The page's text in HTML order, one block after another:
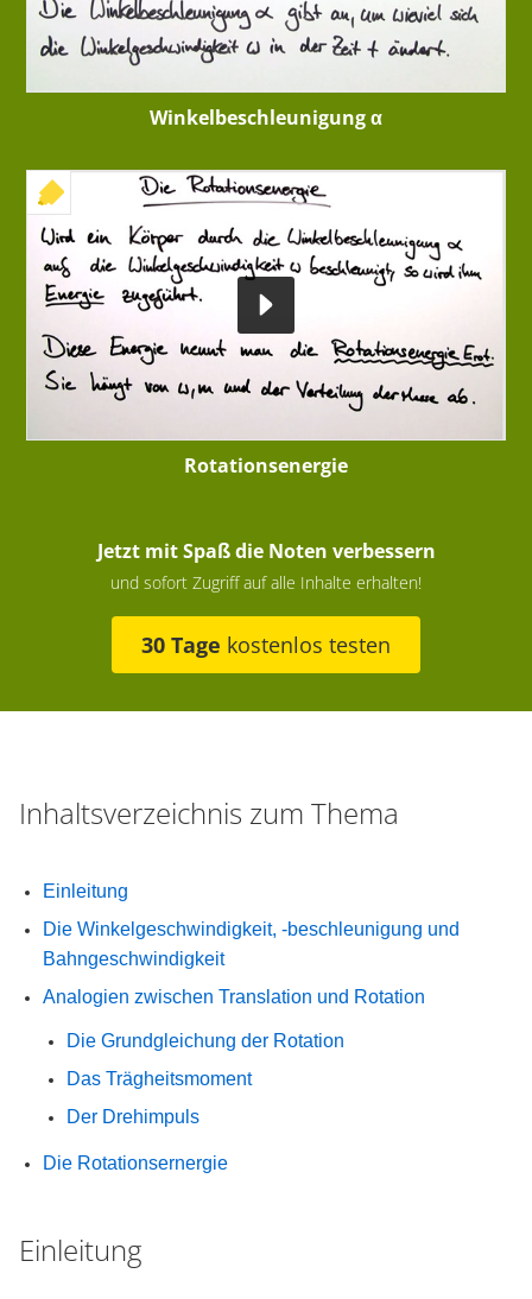
Winkelbeschleunigung α
+ INTERAKTIVE ÜBUNG
Rotationsenergie
Jetzt mit Spaß die Noten verbessern
und sofort Zugriff auf alle Inhalte erhalten!
30 Tage kostenlos testen
Inhaltsverzeichnis zum Thema
Einleitung
Die Winkelgeschwindigkeit, -beschleunigung und
Bahngeschwindigkeit
Analogien zwischen Translation und Rotation
Die Grundgleichung der Rotation
Das Trägheitsmoment
Der Drehimpuls
Die Rotationsernergie
Einleitung